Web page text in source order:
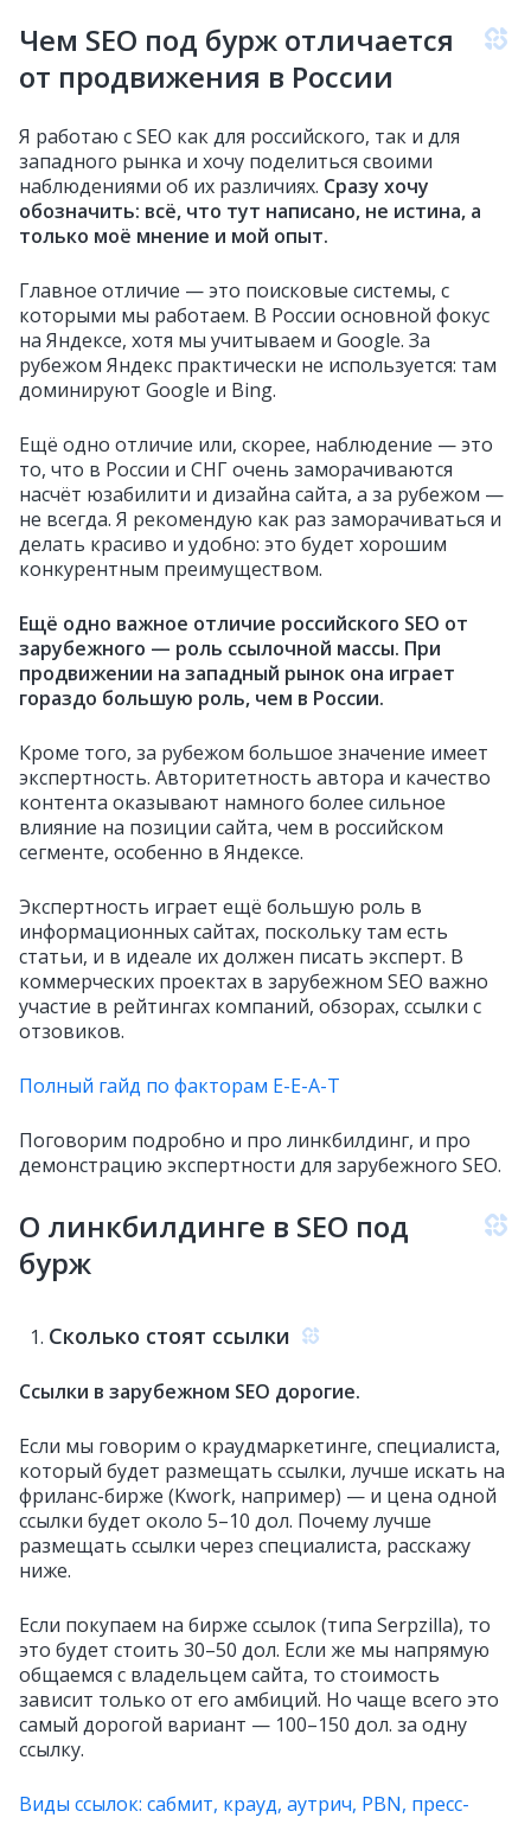
Чем SEO под бурж отличается
от продвижения в России
Я работаю с SEO как для российского, так и для
западного рынка и хочу поделиться своими
наблюдениями об их различиях. Сразу хочу
обозначить: всё, что тут написано, не истина, а
только моё мнение и мой опыт.
Главное отличие — это поисковые системы, с
которыми мы работаем. В России основной фокус
на Яндексе, хотя мы учитываем и Google. За
рубежом Яндекс практически не используется: там
доминируют Google и Bing.
Ещё одно отличие или, скорее, наблюдение — это
то, что в России и СНГ очень заморачиваются
насчёт юзабилити и дизайна сайта, а за рубежом —
не всегда. Я рекомендую как раз заморачиваться и
делать красиво и удобно: это будет хорошим
конкурентным преимуществом.
Ещё одно важное отличие российского SEO от
зарубежного — роль ссылочной массы. При
продвижении на западный рынок она играет
гораздо большую роль, чем в России.
Кроме того, за рубежом большое значение имеет
экспертность. Авторитетность автора и качество
контента оказывают намного более сильное
влияние на позиции сайта, чем в российском
сегменте, особенно в Яндексе.
Экспертность играет ещё большую роль в
информационных сайтах, поскольку там есть
статьи, и в идеале их должен писать эксперт. В
коммерческих проектах в зарубежном SEO важно
участие в рейтингах компаний, обзорах, ссылки с
отзовиков.
Полный гайд по факторам E-E-A-T
Поговорим подробно и про линкбилдинг, и про
демонстрацию экспертности для зарубежного SEO.
О линкбилдинге в SEO под
бурж
Сколько стоят ссылки
Ссылки в зарубежном SEO дорогие.
Если мы говорим о краудмаркетинге, специалиста,
который будет размещать ссылки, лучше искать на
фриланс-бирже (Kwork, например) — и цена одной
ссылки будет около 5–10 дол. Почему лучше
размещать ссылки через специалиста, расскажу
ниже.
Если покупаем на бирже ссылок (типа Serpzilla), то
это будет стоить 30–50 дол. Если же мы напрямую
общаемся с владельцем сайта, то стоимость
зависит только от его амбиций. Но чаще всего это
самый дорогой вариант — 100–150 дол. за одну
ссылку.
Виды ссылок: сабмит, крауд, аутрич, PBN, пресс-